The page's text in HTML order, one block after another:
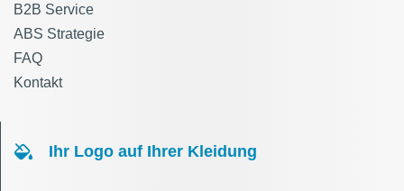
B2B Service
ABS Strategie
FAQ
Kontakt
Ihr Logo auf Ihrer Kleidung